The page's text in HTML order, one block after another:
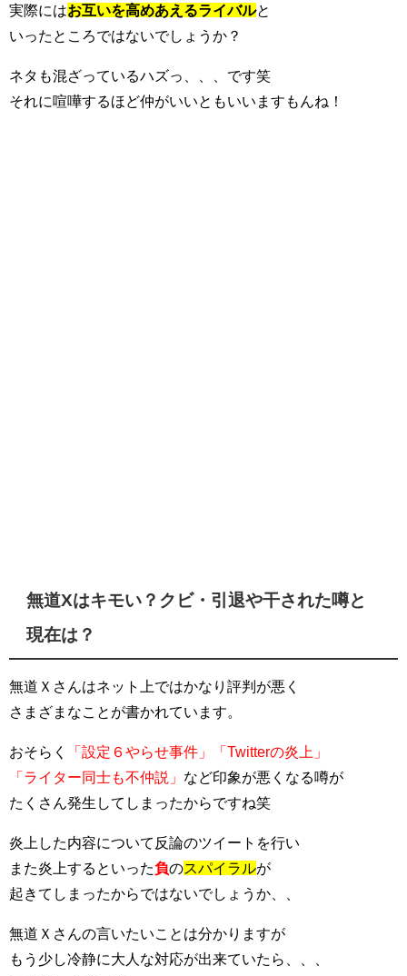
実際にはお互いを高めあえるライバルと
いったところではないでしょうか？
ネタも混ざっているハズっ、、、です笑
それに喧嘩するほど仲がいいともいいますもんね！
無道Xはキモい？クビ・引退や干された噂と
現在は？
無道Ｘさんはネット上ではかなり評判が悪く
さまざまなことが書かれています。
おそらく
「設定６やらせ事件」「Twitterの炎上」
「ライター同士も不仲説」 など印象が悪くなる噂が
たくさん発生してしまったからですね笑
炎上した内容について反論のツイートを行い
また炎上するといった負のスパイラルが
起きてしまったからではないでしょうか、、
無道Ｘさんの言いたいことは分かりますが
もう少し冷静に大人な対応が出来ていたら、、、